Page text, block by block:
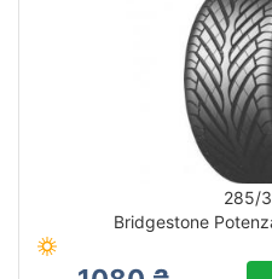
285/
Bridgestone